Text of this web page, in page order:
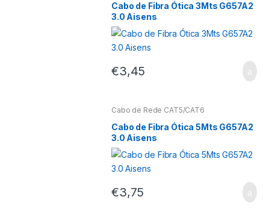
Cabo de Fibra Ótica 3Mts G657A2
3.0 Aisens
€3,45
Cabo de Rede CAT5/CAT6
Cabo de Fibra Ótica 5Mts G657A2
3.0 Aisens
€3,75